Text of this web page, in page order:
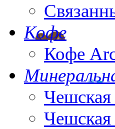
Кофе
Кофе
Чешская
Чешская